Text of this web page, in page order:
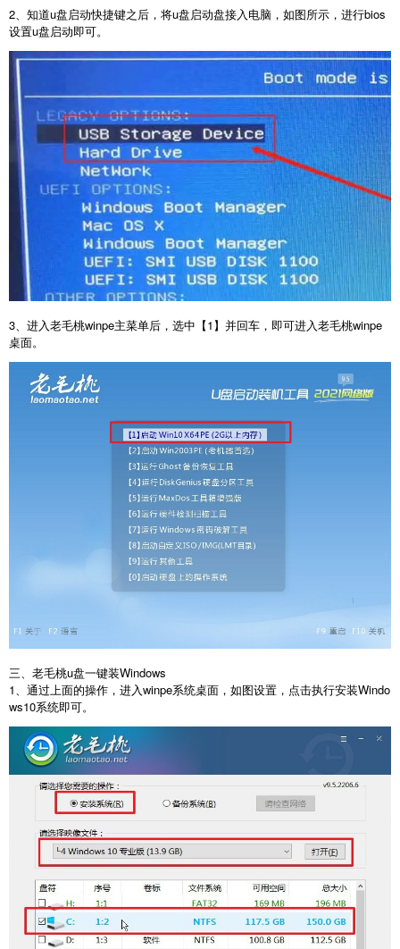
2、知道u盘启动快捷键之后，将u盘启动盘接入电脑，如图所示，进行bios
设置u盘启动即可。
3、进入老毛桃winpe主菜单后，选中【1】并回车，即可进入老毛桃winpe
桌面。
三、老毛桃u盘一键装Windows
1、通过上面的操作，进入winpe系统桌面，如图设置，点击执行安装Windo
ws10系统即可。